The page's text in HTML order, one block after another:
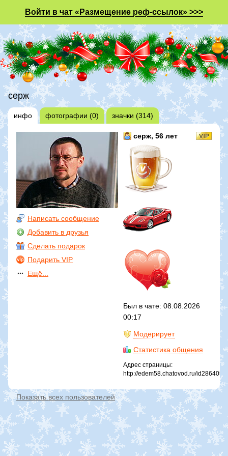
Войти в чат «Размещение реф-ссылок» >>>
серж
инфо фотографии (0) значки (314)
Написать сообщение
Добавить в друзья
Сделать подарок
Подарить VIP
Ещё...
серж, 56 лет
Был в чате: 08.08.2026
00:17
Модерирует
Статистика общения
Адрес страницы:
http://edem58.chatovod.ru/id2864050
Показать всех пользователей